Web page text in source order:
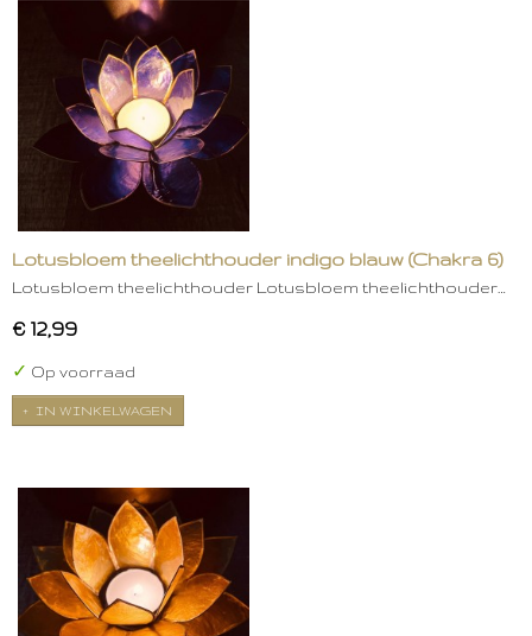
Lotusbloem theelichthouder indigo blauw (Chakra 6)
Lotusbloem theelichthouder Lotusbloem theelichthouder…
€ 12,99
✓ Op voorraad
IN WINKELWAGEN